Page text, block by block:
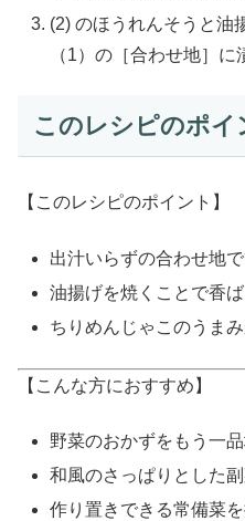
(2) のほうれんそうと油
（1）の［合わせ地］に
このレシピのポイ
【このレシピのポイント】
出汁いらずの合わせ地
油揚げを焼くことで香
ちりめんじゃこのうま
【こんな方におすすめ】
野菜のおかずをもう一
和風のさっぱりとした
作り置きできる常備菜